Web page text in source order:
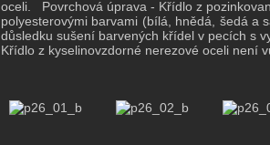
oceli. Povrchová úprava - Křídlo z
polyesterovými barvami (bílá, hnědá, šedá a
důsledku sušení barvených křídel v pecích s
Křídlo z kyselinovzdorné nerezové oceli není